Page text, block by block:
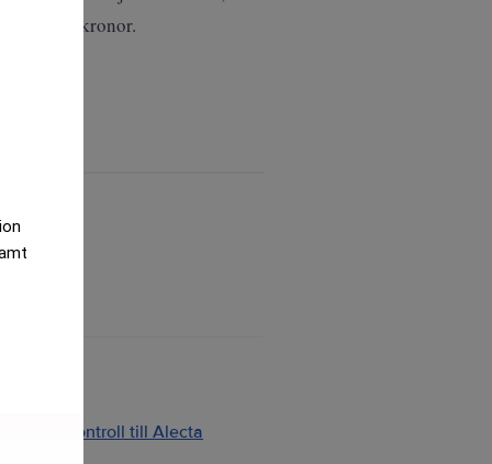
miljarder kronor.
och kontroll till Alecta